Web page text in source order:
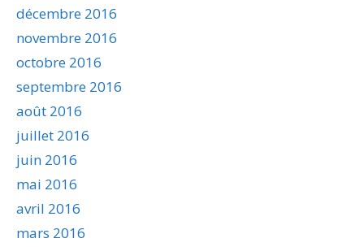
décembre 2016
novembre 2016
octobre 2016
septembre 2016
août 2016
juillet 2016
juin 2016
mai 2016
avril 2016
mars 2016